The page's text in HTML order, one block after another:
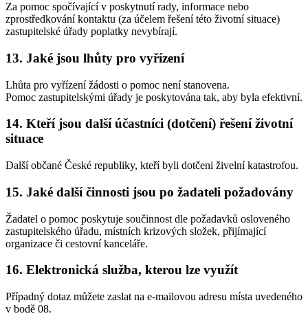
Za pomoc spočívající v poskytnutí rady, informace nebo
zprostředkování kontaktu (za účelem řešení této životní situace)
zastupitelské úřady poplatky nevybírají.
13. Jaké jsou lhůty pro vyřízení
Lhůta pro vyřízení žádosti o pomoc není stanovena.
Pomoc zastupitelskými úřady je poskytována tak, aby byla efektivní.
14. Kteří jsou další účastníci (dotčení) řešení životní
situace
Další občané České republiky, kteří byli dotčeni živelní katastrofou.
15. Jaké další činnosti jsou po žadateli požadovány
Žadatel o pomoc poskytuje součinnost dle požadavků osloveného
zastupitelského úřadu, místních krizových složek, přijímající
organizace či cestovní kanceláře.
16. Elektronická služba, kterou lze využít
Případný dotaz můžete zaslat na e-mailovou adresu místa uvedeného
v bodě 08.